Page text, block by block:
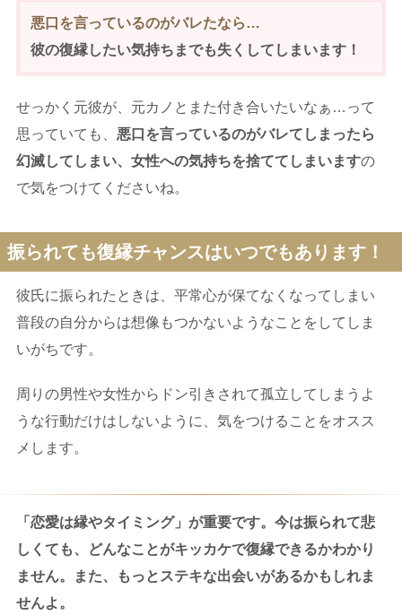
悪口を言っているのがバレたなら…
彼の復縁したい気持ちまでも失くしてしまいます！
せっかく元彼が、元カノとまた付き合いたいなぁ…って
思っていても、 悪口を言っているのがバレてしまったら
幻滅してしまい、女性への気持ちを捨ててしまいますの
で気をつけてくださいね。
振られても復縁チャンスはいつでもあります！
彼氏に振られたときは、平常心が保てなくなってしまい
普段の自分からは想像もつかないようなことをしてしま
いがちです。
周りの男性や女性からドン引きされて孤立してしまうよ
うな行動だけはしないように、気をつけることをオスス
メします。
「恋愛は縁やタイミング」が重要です。今は振られて悲
しくても、どんなことがキッカケで復縁できるかわかり
ません。また、もっとステキな出会いがあるかもしれま
せんよ。